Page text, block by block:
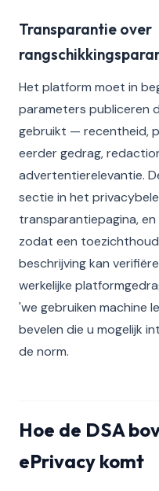
Transparantie over
Het platform moet in
parameters publiceren
gebruikt — recentheid,
eerder gedrag,
advertentierelevantie.
sectie in het
transparantiepagina,
zodat een
beschrijving kan
werkelijke
'we gebruiken machine
bevelen die u mogelijk
de norm.
Hoe de DSA
ePrivacy komt